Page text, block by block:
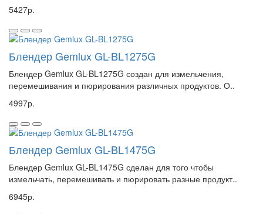
5427р.
Блендер Gemlux GL-BL1275G
Блендер Gemlux GL-BL1275G создан для измельчения,
перемешивания и пюрирования различных продуктов. О..
4997р.
Блендер Gemlux GL-BL1475G
Блендер Gemlux GL-BL1475G сделан для того чтобы
измельчать, перемешивать и пюрировать разные продукт..
6945р.